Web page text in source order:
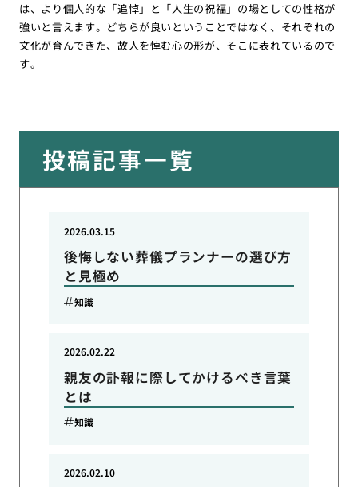
は、より個人的な「追悼」と「人生の祝福」の場としての性格が
強いと言えます。どちらが良いということではなく、それぞれの
文化が育んできた、故人を悼む心の形が、そこに表れているので
す。
投稿記事一覧
後悔しない葬儀プランナーの選び方
と見極め
2026.03.15
知識
親友の訃報に際してかけるべき言葉
とは
2026.02.22
知識
2026.02.10